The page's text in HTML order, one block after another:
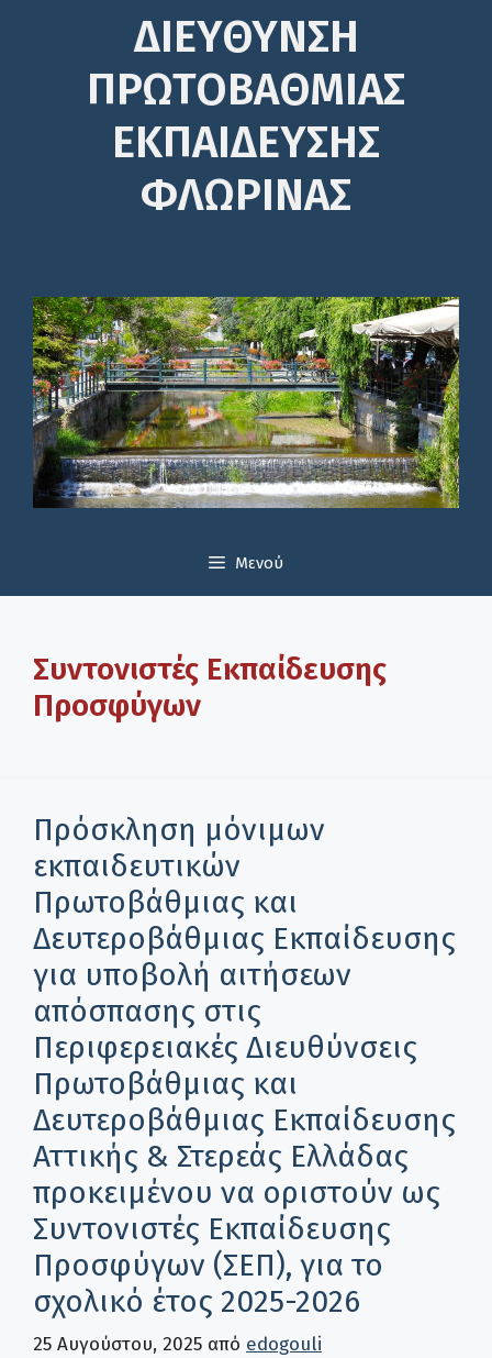
ΔΙΕΎΘΥΝΣΗ
ΠΡΩΤΟΒΆΘΜΙΑΣ
ΕΚΠΑΊΔΕΥΣΗΣ
ΦΛΩΡΙΝΑΣ
Μενού
Συντονιστές Εκπαίδευσης
Προσφύγων
Πρόσκληση μόνιμων
εκπαιδευτικών
Πρωτοβάθμιας και
Δευτεροβάθμιας Εκπαίδευσης
για υποβολή αιτήσεων
απόσπασης στις
Περιφερειακές Διευθύνσεις
Πρωτοβάθμιας και
Δευτεροβάθμιας Εκπαίδευσης
Αττικής & Στερεάς Ελλάδας
προκειμένου να οριστούν ως
Συντονιστές Εκπαίδευσης
Προσφύγων (ΣΕΠ), για το
σχολικό έτος 2025-2026
25 Αυγούστου, 2025 από edogouli